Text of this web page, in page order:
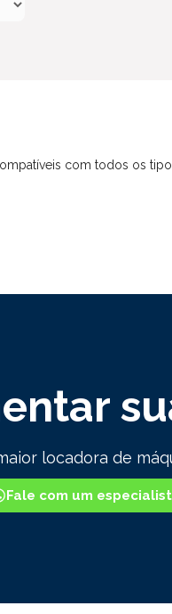
com todos os
locadora de
Fale com um